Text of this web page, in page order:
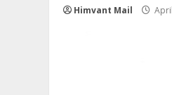
Himvant Mail